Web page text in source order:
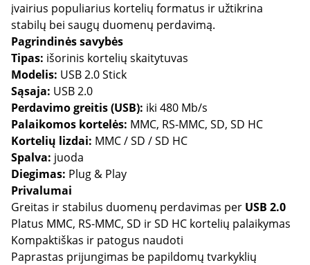
įvairius populiarius kortelių formatus ir užtikrina
stabilų bei saugų duomenų perdavimą.
Pagrindinės savybės
Tipas: išorinis kortelių skaitytuvas
Modelis: USB 2.0 Stick
Sąsaja: USB 2.0
Perdavimo greitis (USB): iki 480 Mb/s
Palaikomos kortelės: MMC, RS-MMC, SD, SD HC
Kortelių lizdai: MMC / SD / SD HC
Spalva: juoda
Diegimas: Plug & Play
Privalumai
Greitas ir stabilus duomenų perdavimas per USB 2.0
Platus MMC, RS-MMC, SD ir SD HC kortelių palaikymas
Kompaktiškas ir patogus naudoti
Paprastas prijungimas be papildomų tvarkyklių